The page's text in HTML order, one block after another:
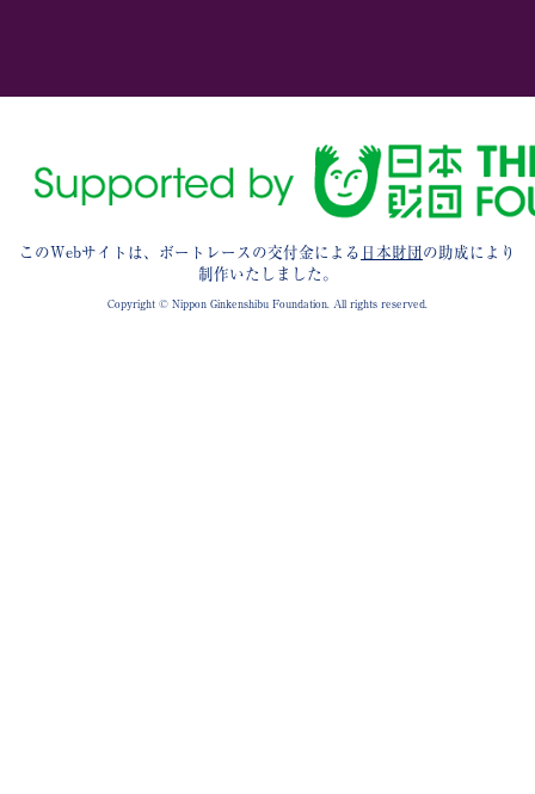
このWebサイトは、ボートレースの交付金による 日本財団の助成により
制作いたしました。
Copyright © Nippon Ginkenshibu Foundation. All rights reserved.